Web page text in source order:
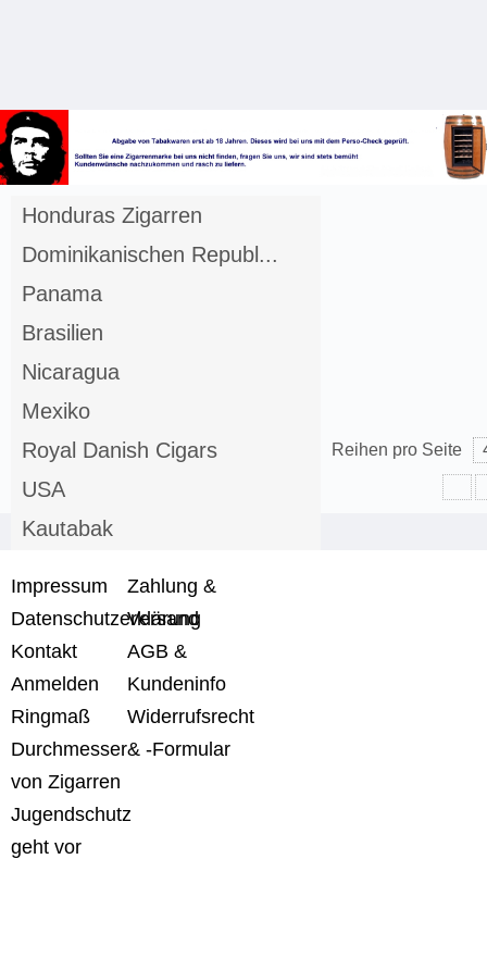
Honduras Zigarren
Dominikanischen Republ...
Panama
Brasilien
Nicaragua
Mexiko
Royal Danish Cigars
USA
Kautabak
milde Zigarren
mittelkräfte Zigarren
starke Zigarren
Hygrometer Polymerbefe...
Humidor
Cutter Bohrer Feuerzeu...
Zigarrenascher
Reihen pro Seite
Impressum
Datenschutzerklärung
Kontakt
Anmelden
Ringmaß
Durchmesser
von Zigarren
Jugendschutz
geht vor
Zahlung &
Versand
AGB &
Kundeninfo
Widerrufsrecht
& -Formular